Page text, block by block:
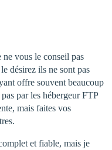
vous le conseil pas
désirez ils ne sont pas
offre souvent beaucoup
par les hébergeur FTP
mais faites vos
et fiable, mais je